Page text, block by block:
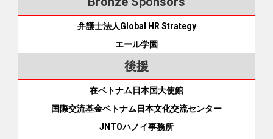
maic@kokusaihiroba.or.jp ■福岡市 福岡市外国人総合相談支援
センター ＝ 092-262-1799（平日8:45～18:00） 自治体や国際
交流協会などの窓口リスト（全県） このコーナーでは、日本
全国の都道府県（地方自治体）や国際交流協会などによる外
国人向け相談窓口のリスト（ベトナム語版、日本語版）をご
紹介します。 あなたのお住まいの都道府県名（日本語とアル
ファベット）が記載された四角い欄をクリックすると、その
地域の相談窓口の一覧表が現れます。ベトナム語で相談でき
る窓口には赤い文字で「ベトナム語」と記されています。ま
そうになった場合は、日本の空港の出国審査（パスポート審
査）で「帰国を強制されたが、本当は帰国したくない」と伝
えるようアドバイスしています（その際に代表者の名刺の画
相談者が母子健康手帳をもらうために市役所の担当課を訪ね
たところ、その後、市役所の担当者が通訳と一緒に何回かア
弁護士法人Global HR Strategy
エール学園
後援
在ベトナム日本国大使館
国際交流基金ベトナム日本文化交流センター
JNTOハノイ事務所